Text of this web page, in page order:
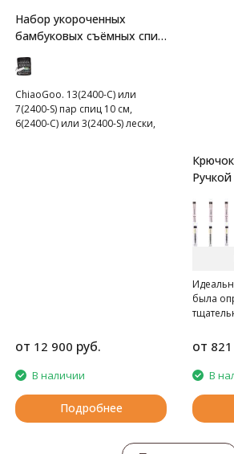
Набор укороченных
бамбуковых съёмных спиц
ChiaoGoo. 13(2400-C) или
7(2400-S) пар спиц 10 см,
6(2400-C) или 3(2400-S) лески,
от 12 900 руб.
В наличии
Подробнее
была
Она
стежков
конусу
от 821
В